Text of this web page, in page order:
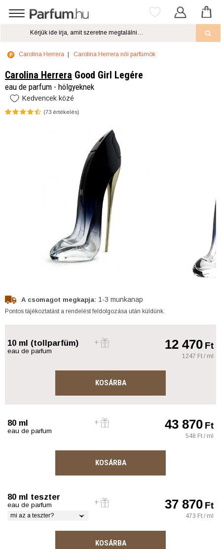
Carolina Herrera Carolina Herrera női parfümök
Carolina Herrera Good Girl Legére
eau de parfum - hölgyeknek
Kedvencek közé
(73 értékelés)
A csomagot megkapja: 1-3 munkanap
Pontos tájékoztatást a rendelést feldolgozása után küldünk.
10 ml (tollparfüm)
eau de parfum 12 470Ft
1247 Ft / ml
KOSÁRBA
80 ml
eau de parfum 43 870Ft
548 Ft / ml
KOSÁRBA
80 ml teszter
eau de parfum
mi az a teszter?
37 870Ft
473 Ft / ml
KOSÁRBA